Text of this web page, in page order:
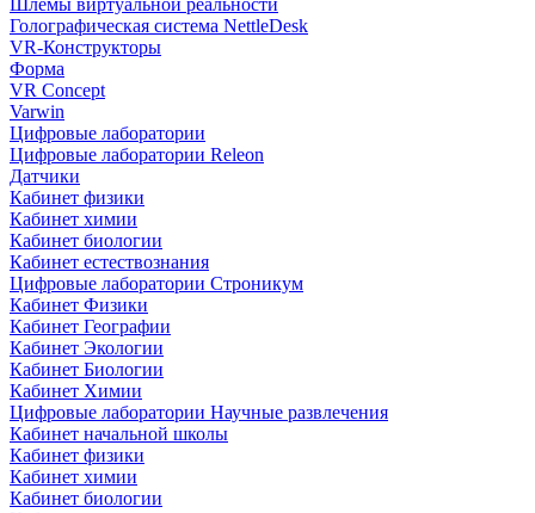
Шлемы виртуальной реальности
Голографическая система NettleDesk
VR-Конструкторы
Форма
VR Concept
Varwin
Цифровые лаборатории
Цифровые лаборатории Releon
Датчики
Кабинет физики
Кабинет химии
Кабинет биологии
Кабинет естествознания
Цифровые лаборатории Строникум
Кабинет Физики
Кабинет Географии
Кабинет Экологии
Кабинет Биологии
Кабинет Химии
Цифровые лаборатории Научные развлечения
Кабинет начальной школы
Кабинет физики
Кабинет химии
Кабинет биологии